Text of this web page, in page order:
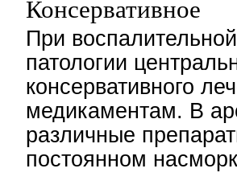
Консервативное
При
патологии
консервативного
медикаментам. В
различные
постоянном